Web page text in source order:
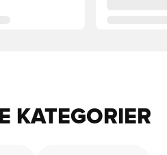
KATEGORIER